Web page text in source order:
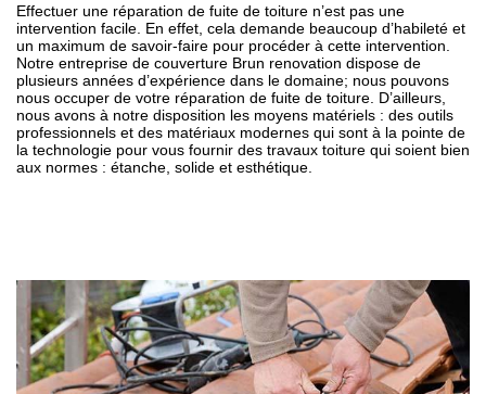
Effectuer une réparation de fuite de toiture n’est pas une
intervention facile. En effet, cela demande beaucoup d’habileté et
un maximum de savoir-faire pour procéder à cette intervention.
Notre entreprise de couverture Brun renovation dispose de
plusieurs années d’expérience dans le domaine; nous pouvons
nous occuper de votre réparation de fuite de toiture. D’ailleurs,
nous avons à notre disposition les moyens matériels : des outils
professionnels et des matériaux modernes qui sont à la pointe de
la technologie pour vous fournir des travaux toiture qui soient bien
aux normes : étanche, solide et esthétique.